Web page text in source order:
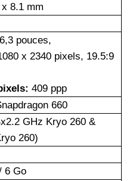
8.1 mm
pouces,
x 2340 pixels, 19.5:9
409 ppp
660
GHz Kryo 260 &
260)
6 Go